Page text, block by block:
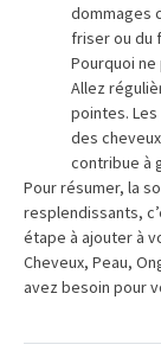
dommages
friser ou du
Pourquoi ne
Allez
pointes.
des
contribue à
Pour résumer, la
resplendissants,
étape à ajouter à
Cheveux, Peau,
avez besoin pour